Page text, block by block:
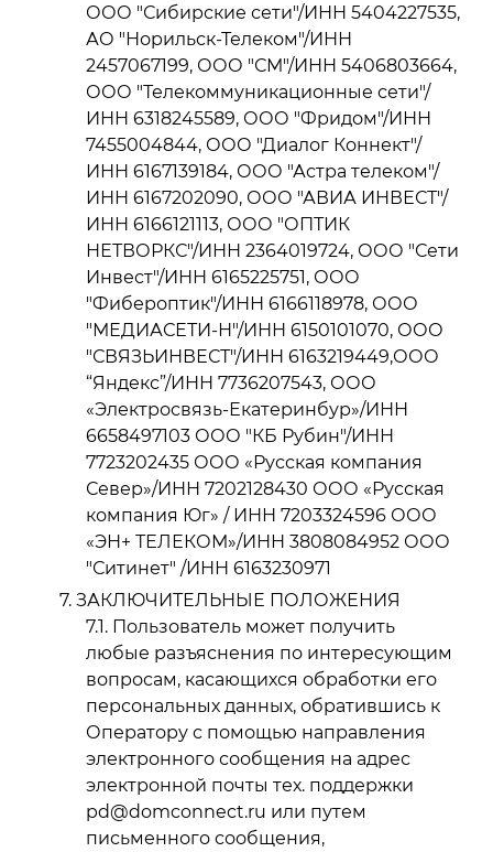
ООО "Сибирские сети"/ИНН 5404227535,
АО "Норильск-Телеком"/ИНН
2457067199, ООО "СМ"/ИНН 5406803664,
ООО "Телекоммуникационные сети"/
ИНН 6318245589, ООО "Фридом"/ИНН
7455004844, ООО "Диалог Коннект"/
ИНН 6167139184, ООО "Астра телеком"/
ИНН 6167202090, ООО "АВИА ИНВЕСТ"/
ИНН 6166121113, ООО "ОПТИК
НЕТВОРКС"/ИНН 2364019724, ООО "Сети
Инвест"/ИНН 6165225751, ООО
"Фибероптик"/ИНН 6166118978, ООО
"МЕДИАСЕТИ-Н"/ИНН 6150101070, ООО
"СВЯЗЬИНВЕСТ"/ИНН 6163219449,ООО
“Яндекс”/ИНН 7736207543, ООО
«Электросвязь-Екатеринбур»/ИНН
6658497103 ООО "КБ Рубин"/ИНН
7723202435 ООО «Русская компания
Север»/ИНН 7202128430 ООО «Русская
компания Юг» / ИНН 7203324596 ООО
«ЭН+ ТЕЛЕКОМ»/ИНН 3808084952 ООО
"Ситинет" /ИНН 6163230971
ЗАКЛЮЧИТЕЛЬНЫЕ ПОЛОЖЕНИЯ
Пользователь может получить
любые разъяснения по интересующим
вопросам, касающихся обработки его
персональных данных, обратившись к
Оператору с помощью направления
электронного сообщения на адрес
электронной почты тех. поддержки
pd@domconnect.ru или путем
письменного сообщения,